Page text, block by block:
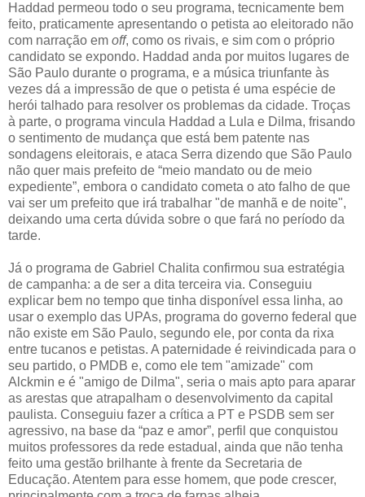
Haddad permeou todo o seu programa, tecnicamente bem
feito, praticamente apresentando o petista ao eleitorado não
com narração em off, como os rivais, e sim com o próprio
candidato se expondo. Haddad anda por muitos lugares de
São Paulo durante o programa, e a música triunfante às
vezes dá a impressão de que o petista é uma espécie de
herói talhado para resolver os problemas da cidade. Troças
à parte, o programa vincula Haddad a Lula e Dilma, frisando
o sentimento de mudança que está bem patente nas
sondagens eleitorais, e ataca Serra dizendo que São Paulo
não quer mais prefeito de “meio mandato ou de meio
expediente”, embora o candidato cometa o ato falho de que
vai ser um prefeito que irá trabalhar "de manhã e de noite",
deixando uma certa dúvida sobre o que fará no período da
tarde.
Já o programa de Gabriel Chalita confirmou sua estratégia
de campanha: a de ser a dita terceira via. Conseguiu
explicar bem no tempo que tinha disponível essa linha, ao
usar o exemplo das UPAs, programa do governo federal que
não existe em São Paulo, segundo ele, por conta da rixa
entre tucanos e petistas. A paternidade é reivindicada para o
seu partido, o PMDB e, como ele tem "amizade" com
Alckmin e é "amigo de Dilma", seria o mais apto para aparar
as arestas que atrapalham o desenvolvimento da capital
paulista. Conseguiu fazer a crítica a PT e PSDB sem ser
agressivo, na base da “paz e amor”, perfil que conquistou
muitos professores da rede estadual, ainda que não tenha
feito uma gestão brilhante à frente da Secretaria de
Educação. Atentem para esse homem, que pode crescer,